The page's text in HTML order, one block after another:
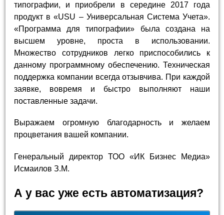
типографии, и приобрели в середине 2017 года
продукт в «USU – Универсальная Система Учета».
«Программа для типографии» была создана на
высшем уровне, проста в использовании.
Множество сотрудников легко приспособились к
данному программному обеспечению. Техническая
поддержка компании всегда отзывчива. При каждой
заявке, вовремя и быстро выполняют наши
поставленные задачи.
Выражаем огромную благодарность и желаем
процветания вашей компании.
Генеральный директор ТОО «ИК Бизнес Медиа»
Исмаилов З.М.
А у вас уже есть автоматизация?